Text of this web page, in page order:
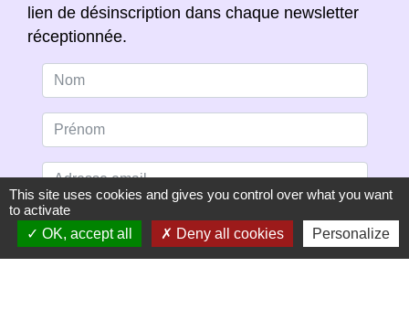
lien de désinscription dans chaque newsletter
réceptionnée.
This site uses cookies and gives you control over what you want
to activate
OK, accept all
Deny all cookies Personalize